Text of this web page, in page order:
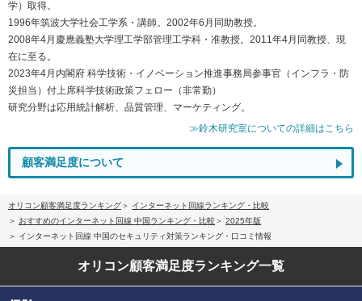
学）取得。
1996年筑波大学社会工学系・講師。2002年6月同助教授。
2008年4月慶應義塾大学理工学部管理工学科・准教授。2011年4月同教授、現
在に至る。
2023年4月内閣府 科学技術・イノベーション推進事務局参事官（インフラ・防
災担当）付上席科学技術政策フェロー（非常勤）
研究分野は応用統計解析、品質管理、マーケティング。
≫鈴木研究室についての詳細はこちら
顧客満足度について
オリコン顧客満足度ランキング
インターネット回線ランキング・比較
おすすめのインターネット回線 中国ランキング・比較
2025年版
インターネット回線 中国のセキュリティ対策ランキング・口コミ情報
オリコン顧客満足度ランキング一覧